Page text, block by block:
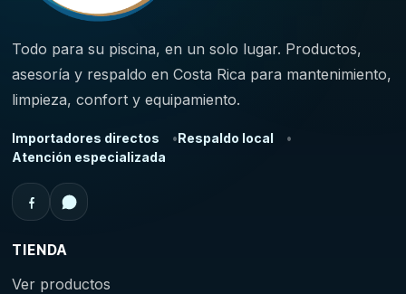
Todo para su piscina, en un solo lugar. Productos,
asesoría y respaldo en Costa Rica para mantenimiento,
limpieza, confort y equipamiento.
Importadores directos
Respaldo local
Atención especializada
TIENDA
Ver productos